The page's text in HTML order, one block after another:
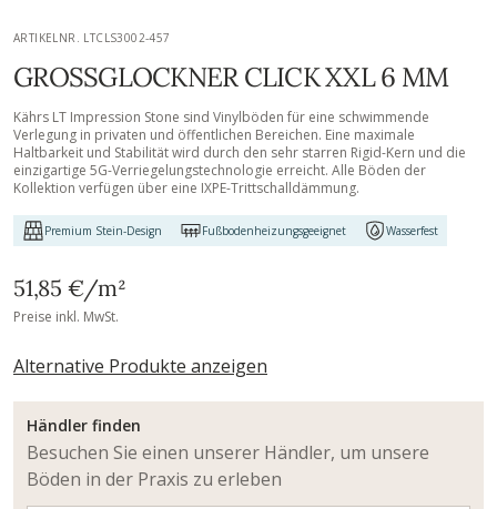
ARTIKELNR. LTCLS3002-457
GROSSGLOCKNER CLICK XXL 6 MM
Kährs LT Impression Stone sind Vinylböden für eine schwimmende
Verlegung in privaten und öffentlichen Bereichen. Eine maximale
Haltbarkeit und Stabilität wird durch den sehr starren Rigid-Kern und die
einzigartige 5G-Verriegelungstechnologie erreicht. Alle Böden der
Kollektion verfügen über eine IXPE-Trittschalldämmung.
Premium Stein-Design Fußbodenheizungsgeeignet Wasserfest
51,85 €/m²
Preise inkl. MwSt.
Alternative Produkte anzeigen
Händler finden
Besuchen Sie einen unserer Händler, um unsere
Böden in der Praxis zu erleben